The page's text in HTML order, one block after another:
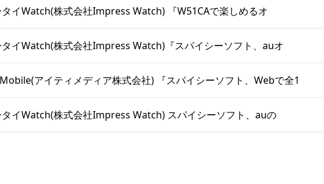
イWatch(株式会社Impress Watch) 『W51CAで楽しめるオ
イWatch(株式会社Impress Watch)『スパイシーソフト、auオ
アイティメディア株式会社) 『スパイシーソフト、Webで全1
イWatch(株式会社Impress Watch) スパイシーソフト、auの